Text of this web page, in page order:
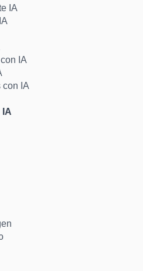
IA
IA
con IA
IA